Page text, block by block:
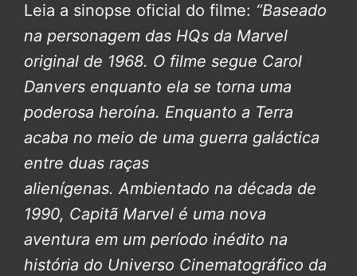
Leia a sinopse oficial do filme: “Baseado
na personagem das HQs da Marvel
original de 1968. O filme segue Carol
Danvers enquanto ela se torna uma
poderosa heroína. Enquanto a Terra
acaba no meio de uma guerra galáctica
entre duas raças
alienígenas. Ambientado na década de
1990, Capitã Marvel é uma nova
aventura em um período inédito na
história do Universo Cinematográfico da